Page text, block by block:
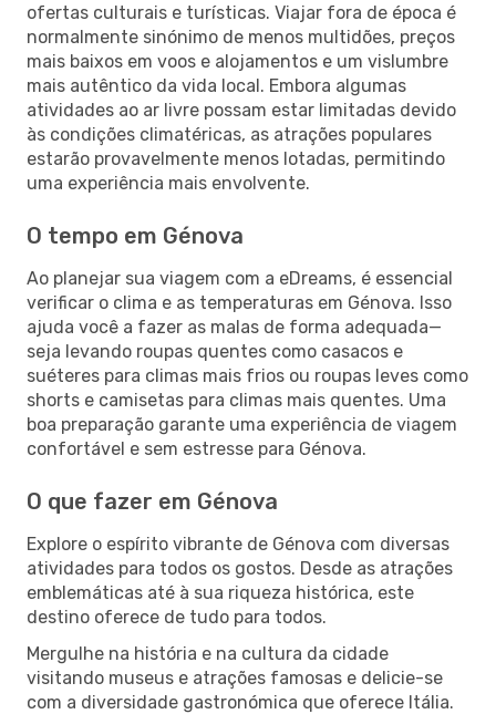
ofertas culturais e turísticas. Viajar fora de época é
normalmente sinónimo de menos multidões, preços
mais baixos em voos e alojamentos e um vislumbre
mais autêntico da vida local. Embora algumas
atividades ao ar livre possam estar limitadas devido
às condições climatéricas, as atrações populares
estarão provavelmente menos lotadas, permitindo
uma experiência mais envolvente.
O tempo em Génova
Ao planejar sua viagem com a eDreams, é essencial
verificar o clima e as temperaturas em Génova. Isso
ajuda você a fazer as malas de forma adequada—
seja levando roupas quentes como casacos e
suéteres para climas mais frios ou roupas leves como
shorts e camisetas para climas mais quentes. Uma
boa preparação garante uma experiência de viagem
confortável e sem estresse para Génova.
O que fazer em Génova
Explore o espírito vibrante de Génova com diversas
atividades para todos os gostos. Desde as atrações
emblemáticas até à sua riqueza histórica, este
destino oferece de tudo para todos.
Mergulhe na história e na cultura da cidade
visitando museus e atrações famosas e delicie-se
com a diversidade gastronómica que oferece Itália.